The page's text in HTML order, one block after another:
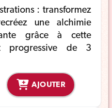
: transformez
une alchimie
grâce à cette
progressive de 3
AJOUTER